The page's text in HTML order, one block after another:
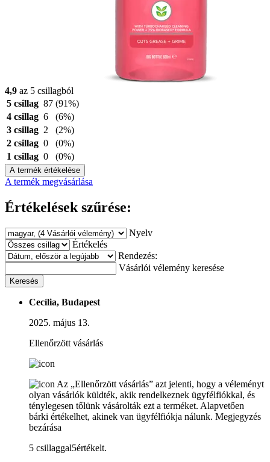
4,9 az 5 csillagból
5 csillag 87 (91%)
4 csillag 6
(6%)
3 csillag 2
(2%)
2 csillag 0
(0%)
1 csillag 0 (0%)
A termék értékelése
A termék megvásárlása
Értékelések szűrése:
Nyelv
Értékelés
Rendezés:
Vásárlói vélemény keresése
Keresés
Cecília, Budapest
2025. május 13.
Ellenőrzött vásárlás
Az „Ellenőrzött vásárlás” azt jelenti, hogy a véleményt
olyan vásárlók küldték, akik rendelkeznek ügyfélfiókkal, és
ténylegesen tőlünk vásárolták ezt a terméket. Alapvetően
bárki értékelhet, akinek van ügyfélfiókja nálunk. Megjegyzés
bezárása
5 csillaggal5értékelt.